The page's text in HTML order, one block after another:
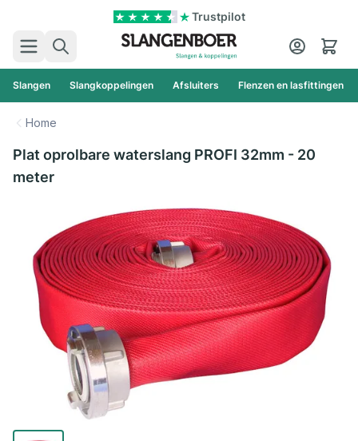
Trustpilot
Zoek
Cart
Slangen Slangkoppelingen Afsluiters Flenzen en lasfittingen
Home
Plat oprolbare waterslang PROFI 32mm - 20
meter